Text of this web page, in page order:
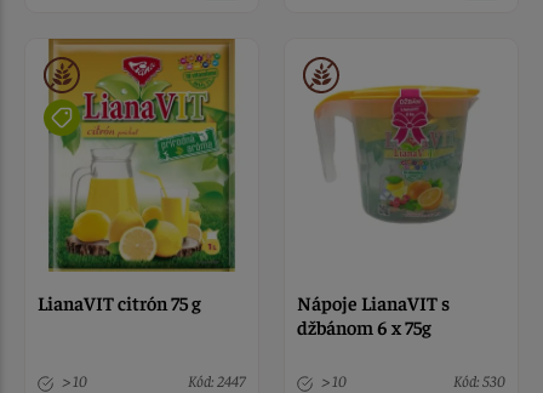
LianaVIT citrón 75 g
> 10 Kód: 2447
Nápoje LianaVIT s
džbánom 6 x 75g
> 10 Kód: 530